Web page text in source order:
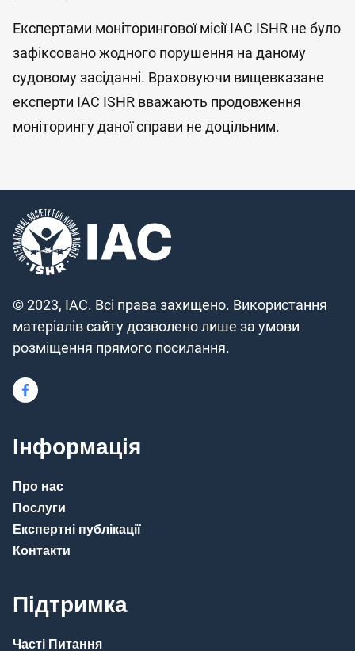
Експертами моніторингової місії IAC ISHR не було
зафіксовано жодного порушення на даному
судовому засіданні. Враховуючи вищевказане
експерти IAC ISHR вважають продовження
моніторингу даної справи не доцільним.
© 2023, IAC. Всі права захищено. Використання
матеріалів сайту дозволено лише за умови
розміщення прямого посилання.
Інформація
Про нас
Послуги
Експертні публікації
Контакти
Підтримка
Часті Питання